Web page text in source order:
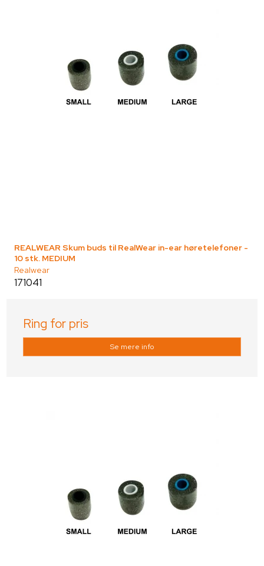
REALWEAR Skum buds til RealWear in-ear høretelefoner -
10 stk. MEDIUM
Realwear
171041
Ring for pris
Se mere info